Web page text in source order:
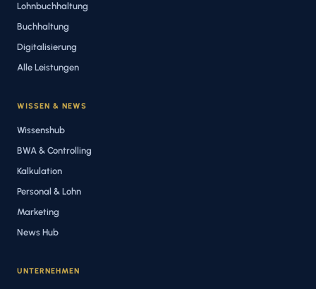
Lohnbuchhaltung
Buchhaltung
Digitalisierung
Alle Leistungen
WISSEN & NEWS
Wissenshub
BWA & Controlling
Kalkulation
Personal & Lohn
Marketing
News Hub
UNTERNEHMEN